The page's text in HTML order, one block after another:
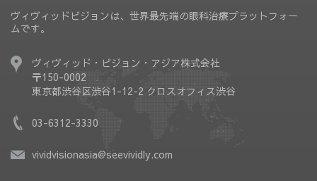
ヴィヴィッドビジョンは、世界最先端の眼科治療プラットフォー
ムです。
ヴィヴィッド・ビジョン・アジア株式会社
〒150-0002
東京都渋谷区渋谷1-12-2 クロスオフィス渋谷
03-6312-3330
vividvisionasia@seevividly.com